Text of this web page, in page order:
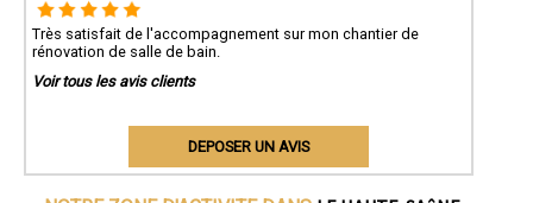
Très satisfait de l'accompagnement sur mon chantier de
rénovation de salle de bain.
Voir tous les avis clients
DEPOSER UN AVIS